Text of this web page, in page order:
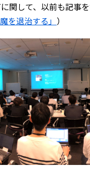
関して、以前も記事
を退治する」 ）